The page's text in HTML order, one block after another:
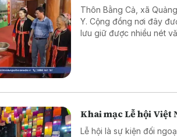
Thôn Bằng Cả, xã
Y. Cộng đồng nơi đây
lưu giữ được nhiều nét
Khai mạc Lễ hội Việt
Lễ hội là sự kiện đối